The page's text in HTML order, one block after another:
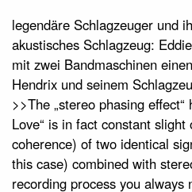
legendäre Schlagzeuger und
akustisches Schlagzeug:
mit zwei Bandmaschinen
Hendrix und seinem
>>The „stereo phasing
Love“ is in fact constant
coherence) of two identical
this case) combined with
recording process you